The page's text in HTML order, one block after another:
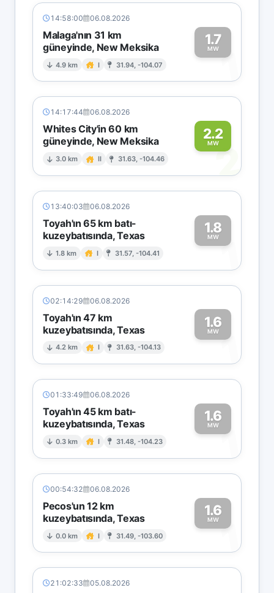
14:58:00 06.08.2026
Malaga'nın 31 km
güneyinde, New Meksika
4.9 km I 31.94, -104.07
1.7
MW1
14:17:44 06.08.2026
Whites City'in 60 km
güneyinde, New Meksika
3.0 km II 31.63, -104.46
2.2
MW2
13:40:03 06.08.2026
Toyah'ın 65 km batı-
kuzeybatısında, Texas
1.8 km I 31.57, -104.41
1.8
MW1
02:14:29 06.08.2026
Toyah'ın 47 km
kuzeybatısında, Texas
4.2 km I 31.63, -104.13
1.6
MW1
01:33:49 06.08.2026
Toyah'ın 45 km batı-
kuzeybatısında, Texas
0.3 km I 31.48, -104.23
1.6
MW1
00:54:32 06.08.2026
Pecos'un 12 km
kuzeybatısında, Texas
0.0 km I 31.49, -103.60
1.6
MW1
21:02:33 05.08.2026